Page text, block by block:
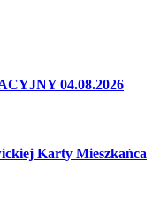
04.08.2026
Karty Mieszkańca